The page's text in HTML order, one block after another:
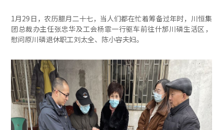
1月29日，农历腊月二十七，当人们都在忙着筹备过年时，川恒集
团总裁办主任张忠华及工会杨霏一行驱车前往什邡川磷生活区，
慰问原川磷退休职工刘太全、陈小容夫妇。